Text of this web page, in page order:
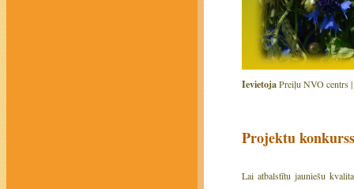
IevietojaPreiļu NVO centrs |
Projektu
Lai atbalstītu jauniešu